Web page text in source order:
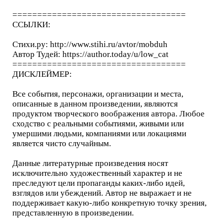
===================================
ССЫЛКИ:
Стихи.ру: http://www.stihi.ru/avtor/mobduh
Автор Тудей: https://author.today/u/low_cat
===================================
ДИСКЛЕЙМЕР:
Все события, персонажи, организации и места,
описанные в данном произведении, являются
продуктом творческого воображения автора. Любое
сходство с реальными событиями, живыми или
умершими людьми, компаниями или локациями
является чисто случайным.
Данные литературные произведения носят
исключительно художественный характер и не
преследуют цели пропаганды каких-либо идей,
взглядов или убеждений. Автор не выражает и не
поддерживает какую-либо конкретную точку зрения,
представленную в произведении.